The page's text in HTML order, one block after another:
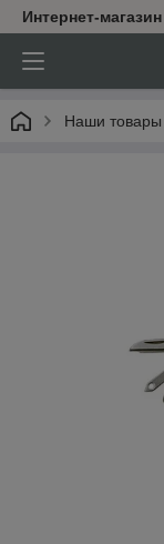
Интернет-
Наши товары